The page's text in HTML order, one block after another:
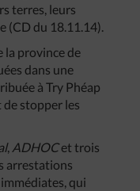
terres, leurs
(CD du 18.11.14).
la province de
dans une
à Try Phéap
stopper les
, ADHOCet trois
arrestations
qui